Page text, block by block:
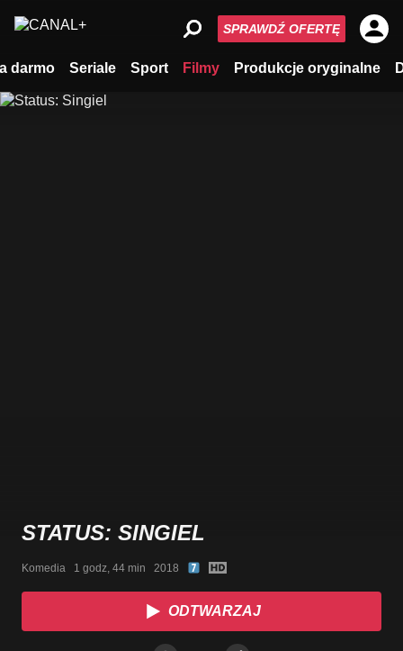
darmo Seriale Sport Filmy Produkcje oryginalne
SPRAWDŹ OFERTĘ
STATUS: SINGIEL
Komedia   1 godz, 44 min   2018
ODTWARZAJ